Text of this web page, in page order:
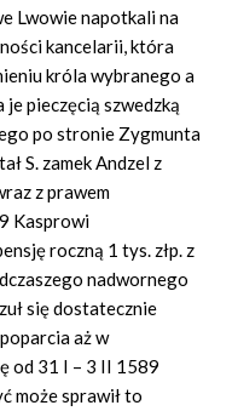
Lwowie napotkali na
kancelarii, która
króla wybranego a
pieczęcią szwedzką
po stronie Zygmunta
S. zamek Andzel z
z prawem
Kasprowi
roczną 1 tys. złp. z
nadwornego
się dostatecznie
aż w
od 31 I – 3 II 1589
może sprawił to